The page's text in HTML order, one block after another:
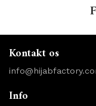
Kontakt os
Info